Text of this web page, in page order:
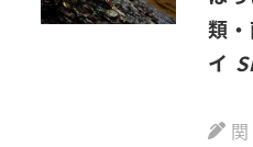
類
イ